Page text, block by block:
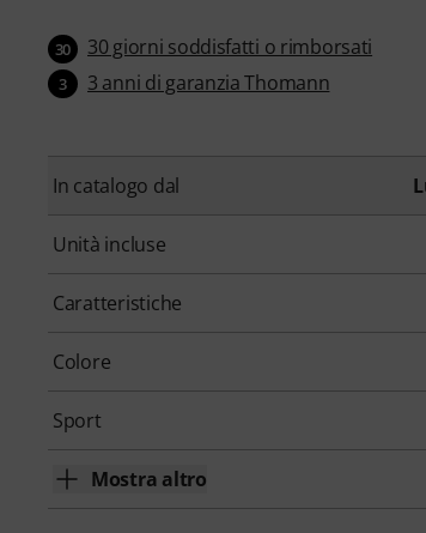
30 30 giorni soddisfatti o rimborsati
3 3 anni di garanzia Thomann
In catalogo dal
Unità incluse
Caratteristiche
Colore
Sport
Mostra altro